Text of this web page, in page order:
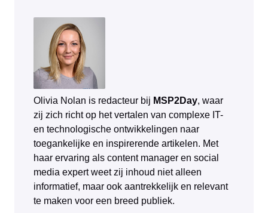
Olivia Nolan is redacteur bij MSP2Day, waar
zij zich richt op het vertalen van complexe IT-
en technologische ontwikkelingen naar
toegankelijke en inspirerende artikelen. Met
haar ervaring als content manager en social
media expert weet zij inhoud niet alleen
informatief, maar ook aantrekkelijk en relevant
te maken voor een breed publiek.